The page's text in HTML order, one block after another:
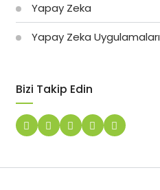
Yapay Zeka
Yapay Zeka Uygulamaları
Bizi Takip Edin